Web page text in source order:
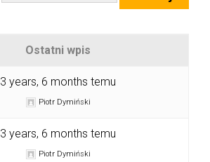
Ostatni wpis
3 years, 6 months temu
Piotr Dymiński
3 years, 6 months temu
Piotr Dymiński